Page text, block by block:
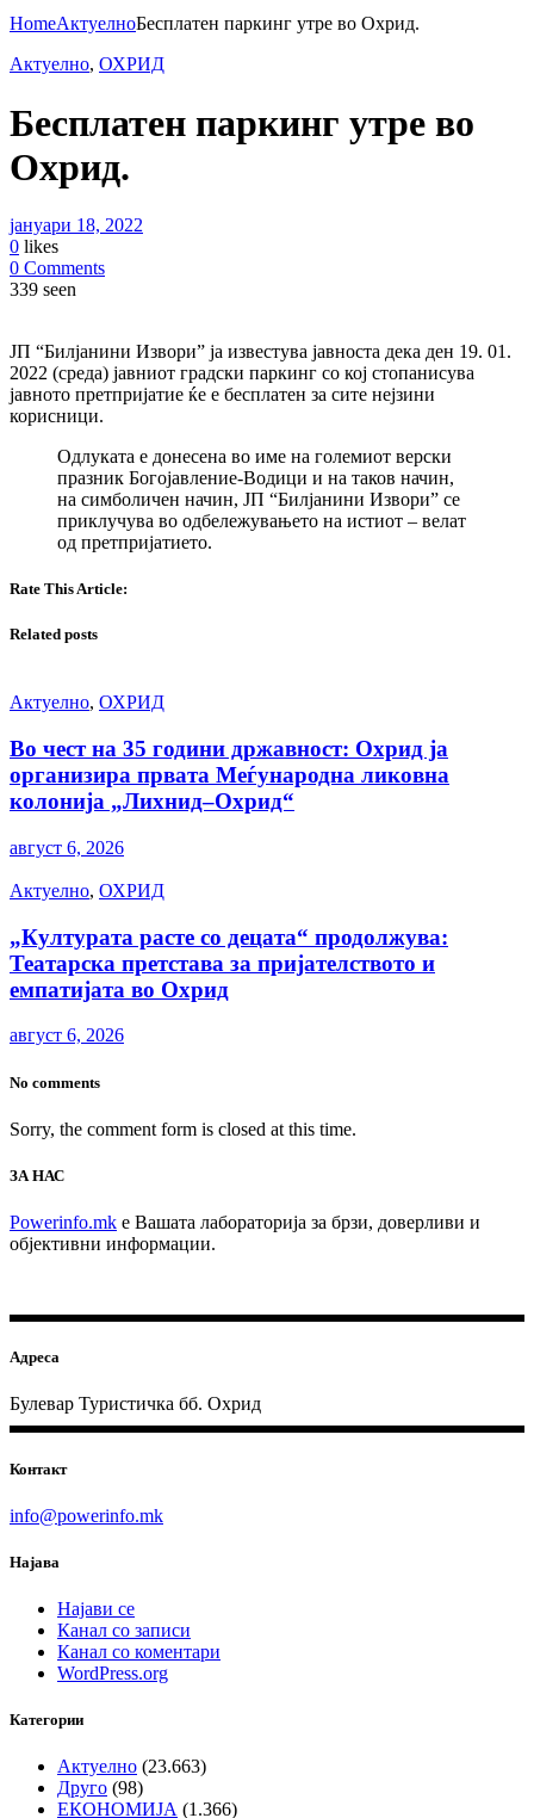
HomeАктуелноБесплатен паркинг утре во Охрид.
Актуелно, ОХРИД
Бесплатен паркинг утре во
Охрид.
јануари 18, 2022
0 likes
0 Comments
339 seen
ЈП “Билјанини Извори” ја известува јавноста дека ден 19. 01.
2022 (среда) јавниот градски паркинг со кој стопанисува
јавното претпријатие ќе е бесплатен за сите нејзини
корисници.
Одлуката е донесена во име на големиот верски
празник Богојавление-Водици и на таков начин,
на симболичен начин, ЈП “Билјанини Извори” се
приклучува во одбележувањето на истиот – велат
од претпријатието.
Rate This Article:
Related posts
Актуелно, ОХРИД
Во чест на 35 години државност: Охрид ја
организира првата Меѓународна ликовна
колонија „Лихнид–Охрид“
август 6, 2026
Актуелно, ОХРИД
„Културата расте со децата“ продолжува:
Театарска претстава за пријателството и
емпатијата во Охрид
август 6, 2026
No comments
Sorry, the comment form is closed at this time.
ЗА НАС
Powerinfo.mk e Вашата лабораторија за брзи, доверливи и
објективни информации.
Адреса
Булевар Туристичка бб. Охрид
Контакт
info@powerinfo.mk
Најава
Најави се
Канал со записи
Канал со коментари
WordPress.org
Категории
Актуелно (23.663)
Друго (98)
ЕКОНОМИЈА (1.366)